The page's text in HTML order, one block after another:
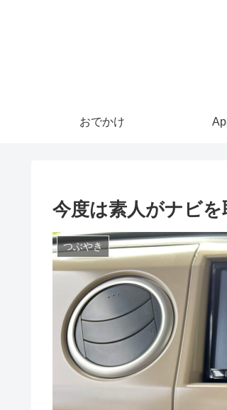
おでかけ
今度は素人がナビ
つぶやき